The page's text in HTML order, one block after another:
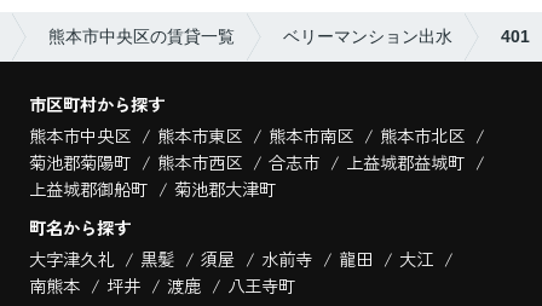
熊本市中央区の賃貸一覧 ベリーマンション出水 401
市区町村から探す
熊本市中央区
熊本市東区 熊本市南区
熊本市北区
菊池郡菊陽町
熊本市西区 合志市
上益城郡益城町
上益城郡御船町
菊池郡大津町
町名から探す
大字津久礼
黒髪 須屋 水前寺 龍田
大江
南熊本
坪井 渡鹿
八王寺町